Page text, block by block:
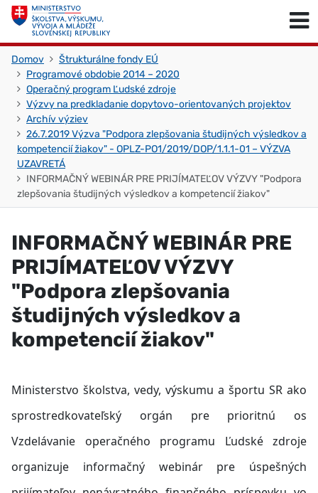
Skočiť na obsah
Domov
Štrukturálne fondy EÚ
Programové obdobie 2014 – 2020
Operačný program Ľudské zdroje
Výzvy na predkladanie dopytovo-orientovaných projektov
Archív výziev
26.7.2019 Výzva "Podpora zlepšovania študijných výsledkov a
kompetencií žiakov" - OPLZ-PO1/2019/DOP/1.1.1-01 – VÝZVA
UZAVRETÁ
INFORMAČNÝ WEBINÁR PRE PRIJÍMATEĽOV VÝZVY "Podpora
zlepšovania študijných výsledkov a kompetencií žiakov"
INFORMAČNÝ WEBINÁR PRE
PRIJÍMATEĽOV VÝZVY
"Podpora zlepšovania
študijných výsledkov a
kompetencií žiakov"
Ministerstvo školstva, vedy, výskumu a športu SR ako
sprostredkovateľský orgán pre prioritnú os
Vzdelávanie operačného programu Ľudské zdroje
organizuje informačný webinár pre úspešných
Skočiť na začiatok stránky